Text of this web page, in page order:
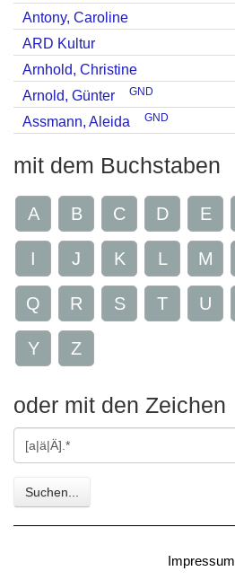
Antony, Caroline
ARD Kultur
Arnhold, Christine
Arnold, Günter
GND
Assmann, Aleida GND
mit dem Buchstaben
A B C D E
I J K L M
Q R S T U
Y Z
oder mit den Zeichen
Gesuchte
Zeichen
Suchen...
Impressum